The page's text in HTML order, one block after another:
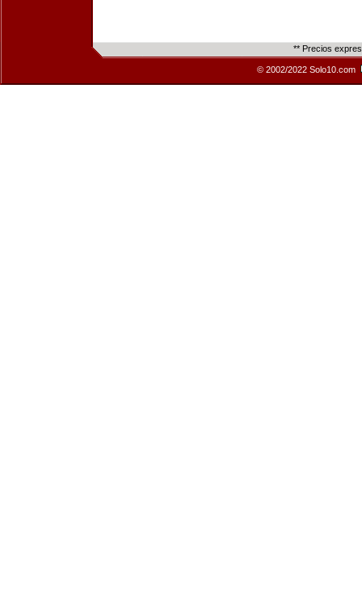
** Precios
© 2002/2022 Solo10.com